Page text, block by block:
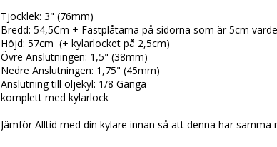
Tjocklek: 3" (76mm)
Bredd: 54,5Cm + Fästplåtarna på sidorna som är 5cm
Höjd: 57cm  (+ kylarlocket på 2,5cm)
Övre Anslutningen: 1,5" (38mm)
Nedre Anslutningen: 1,75" (45mm)
Anslutning till oljekyl: 1/8 Gänga
komplett med kylarlock
Jämför Alltid med din kylare innan så att denna har samma